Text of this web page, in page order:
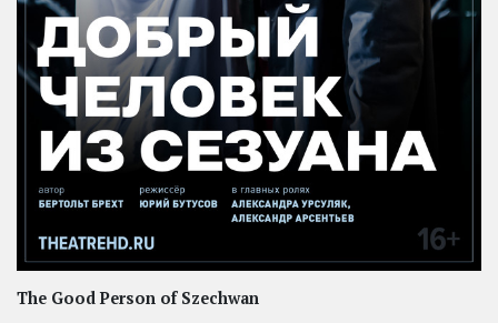
The Good Person of Szechwan